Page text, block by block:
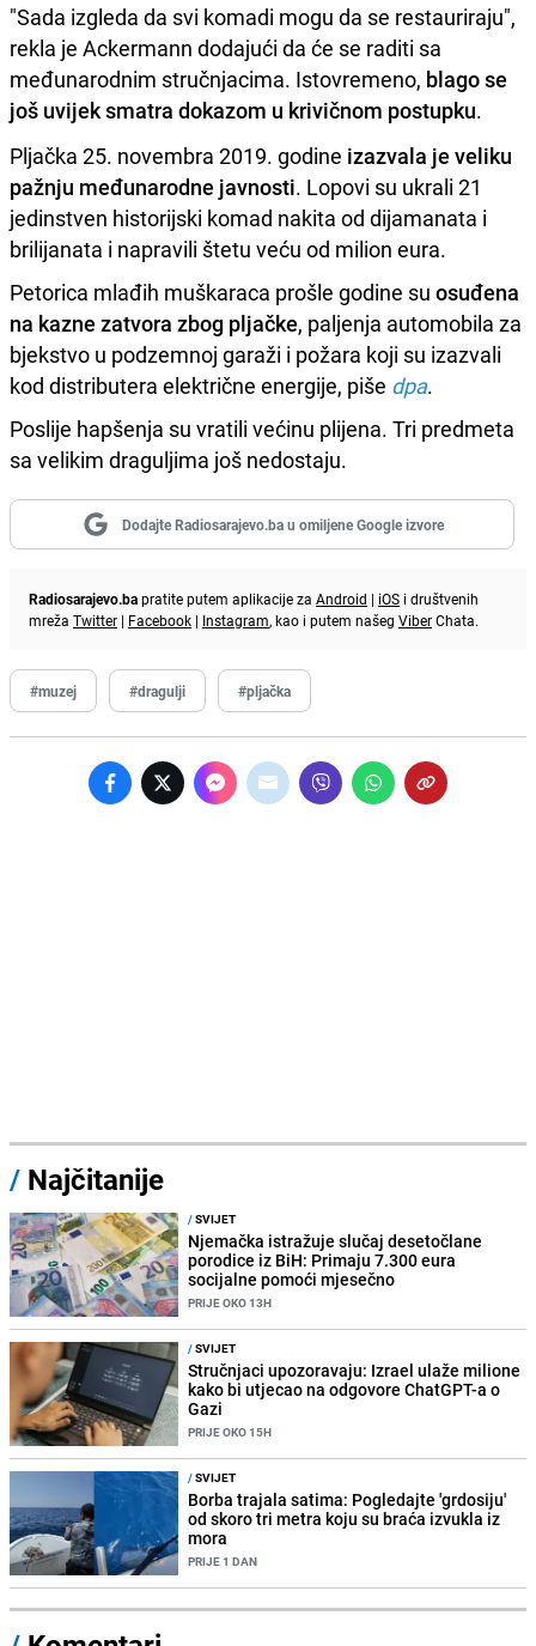
"Sada izgleda da svi komadi mogu da se restauriraju",
rekla je Ackermann dodajući da će se raditi sa
međunarodnim stručnjacima. Istovremeno, blago se
još uvijek smatra dokazom u krivičnom postupku.
Pljačka 25. novembra 2019. godine izazvala je veliku
pažnju međunarodne javnosti. Lopovi su ukrali 21
jedinstven historijski komad nakita od dijamanata i
brilijanata i napravili štetu veću od milion eura.
Petorica mlađih muškaraca prošle godine su osuđena
na kazne zatvora zbog pljačke, paljenja automobila za
bjekstvo u podzemnoj garaži i požara koji su izazvali
kod distributera električne energije, piše dpa.
Poslije hapšenja su vratili većinu plijena. Tri predmeta
sa velikim draguljima još nedostaju.
Dodajte Radiosarajevo.ba u omiljene Google izvore
Radiosarajevo.bapratite putem aplikacije za Android | iOS i društvenih
mreža Twitter | Facebook | Instagram, kao i putem našeg ViberChata.
#muzej #dragulji #pljačka
/ Najčitanije
/SVIJET
Njemačka istražuje slučaj desetočlane
porodice iz BiH: Primaju 7.300 eura
socijalne pomoći mjesečno
PRIJE OKO 13H
/SVIJET
Stručnjaci upozoravaju: Izrael ulaže milione
kako bi utjecao na odgovore ChatGPT-a o
Gazi
PRIJE OKO 15H
/SVIJET
Borba trajala satima: Pogledajte 'grdosiju'
od skoro tri metra koju su braća izvukla iz
mora
PRIJE 1 DAN